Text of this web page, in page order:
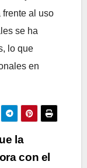
frente al uso
se ha
lo que
en
la
con el